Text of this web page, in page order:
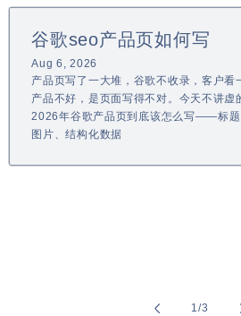
谷歌seo产品页如何写
Aug 6, 2026
产品页写了一大堆，谷歌不收录，客户看
产品不好，是页面写得不对。今天不讲虚
2026年谷歌产品页到底该怎么写——标题
图片、结构化数据
1/of
3